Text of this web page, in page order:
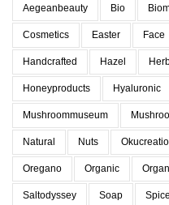
Aegeanbeauty Bio
Cosmetics Easter Face
Handcrafted Hazel
Honeyproducts Hyaluronic
Mushroommuseum
Natural Nuts
Oregano Organic
Saltodyssey Soap